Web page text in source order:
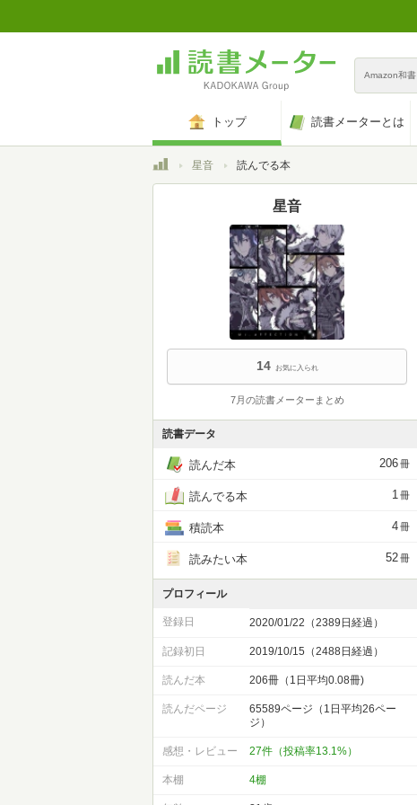
Amazon和書
トップ 読書メーターとは
トップ星音 読んでる本
星音
14 お気に入られ
7月の読書メーターまとめ
読書データ
読んだ本 206冊
読んでる本 1冊
積読本 4冊
読みたい本 52冊
プロフィール
登録日 2020/01/22（2389日経過）
記録初日 2019/10/15（2488日経過）
読んだ本 206冊（1日平均0.08冊)
読んだページ
65589ページ（1日平均26ペー
ジ）
感想・レビュー 27件（投稿率13.1%）
本棚 4棚